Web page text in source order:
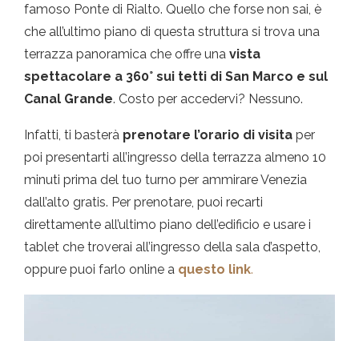
famoso Ponte di Rialto. Quello che forse non sai, è
che all’ultimo piano di questa struttura si trova una
terrazza panoramica che offre una vista
spettacolare a 360° sui tetti di San Marco e sul
Canal Grande. Costo per accedervi? Nessuno.
Infatti, ti basterà prenotare l’orario di visita per
poi presentarti all’ingresso della terrazza almeno 10
minuti prima del tuo turno per ammirare Venezia
dall’alto gratis. Per prenotare, puoi recarti
direttamente all’ultimo piano dell’edificio e usare i
tablet che troverai all’ingresso della sala d’aspetto,
oppure puoi farlo online a questo link.